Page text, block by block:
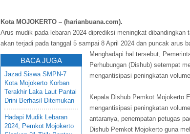
Kota MOJOKERTO – (harianbuana.com).
Arus mudik pada lebaran 2024 diprediksi meningkat
akan terjadi pada tanggal 5 sampai 8 April 2024 dan puncak arus
BACA JUGA
Jazad Siswa SMPN-7
Kota Mojokerto Korban
Terakhir Laka Laut Pantai
Drini Berhasil Ditemukan
Hadapi Mudik Lebaran
2024, Pemkot Mojokerto
Menghadapi hal tersebut,
Perhubungan (Dishub) setempat
mengantisipasi peningkatan
Kepala Dishub Pemkot Mojokerto
mengantisipasi peningkatan
antaranya, penempatan petugas
Dishub Pemkot Mojokerto guna